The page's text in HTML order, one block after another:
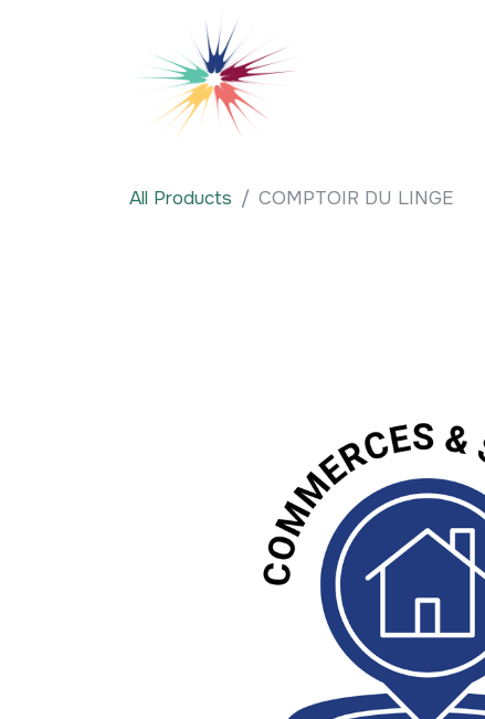
All Products COMPTOIR DU LINGE